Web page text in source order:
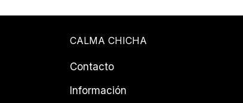
CALMA CHICHA
Contacto
Información